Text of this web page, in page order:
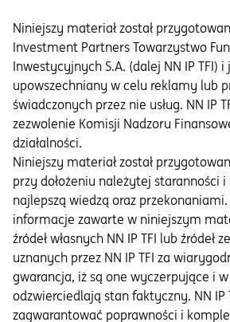
Niniejszy materiał został
Investment Partners Towarzystwo
Inwestycyjnych S.A. (dalej NN IP TFI) i
upowszechniany w celu reklamy lub
świadczonych przez nie usług. NN IP
zezwolenie Komisji Nadzoru
działalności.
Niniejszy materiał został
przy dołożeniu należytej staranności
najlepszą wiedzą oraz przekonaniami.
informacje zawarte w niniejszym
źródeł własnych NN IP TFI lub źródeł
uznanych przez NN IP TFI za
gwarancja, iż są one wyczerpujące i w
odzwierciedlają stan faktyczny. NN IP
zagwarantować poprawności i